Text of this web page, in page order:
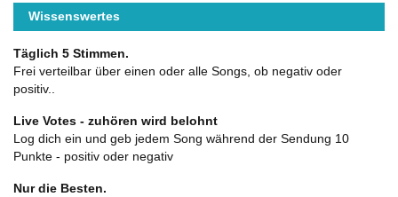
Wissenswertes
Täglich 5 Stimmen.
Frei verteilbar über einen oder alle Songs, ob negativ oder
positiv..
Live Votes - zuhören wird belohnt
Log dich ein und geb jedem Song während der Sendung 10
Punkte - positiv oder negativ
Nur die Besten.